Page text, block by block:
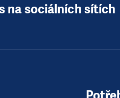
na sociálních sítích